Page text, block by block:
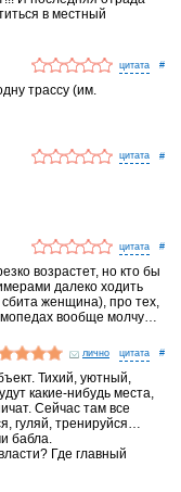
в местный
#
трассу (им.
#
#
возрастет, но кто бы
далеко ходить
женщина), про тех,
мопедах вообще молчу…
лично #
Тихий, уютный,
какие-нибудь места,
Сейчас там все
гуляй, тренируйся…
бабла.
Где главный